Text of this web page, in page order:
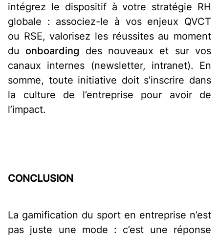
intégrez le dispositif à votre stratégie RH
globale : associez-le à vos enjeux QVCT
ou RSE, valorisez les réussites au moment
du onboarding des nouveaux et sur vos
canaux internes (newsletter, intranet). En
somme, toute initiative doit s’inscrire dans
la culture de l’entreprise pour avoir de
l’impact.
CONCLUSION
La gamification du sport en entreprise n’est
pas juste une mode : c’est une réponse